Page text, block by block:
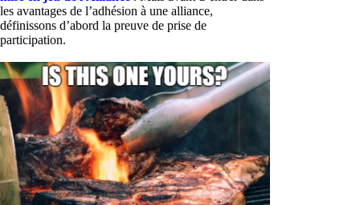
les avantages de l’adhésion à une alliance,
définissons d’abord la preuve de prise de
participation.